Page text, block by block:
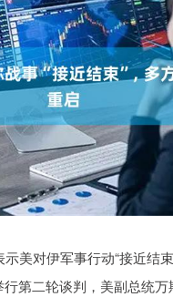
美对伊军事行动“接近结
第二轮谈判，美副总统万